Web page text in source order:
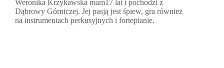
Weronika Krzykawska mam17 lat i pochodzi z
Dąbrowy Górniczej. Jej pasją jest śpiew, gra również
na instrumentach perkusyjnych i fortepianie.